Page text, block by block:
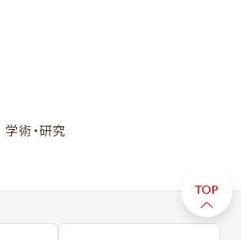
学術・研究